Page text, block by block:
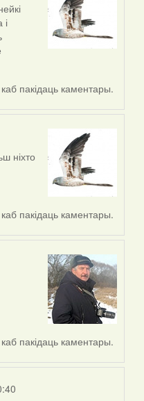
і
каб пакідаць каментары.
ніхто
каб пакідаць каментары.
каб пакідаць каментары.